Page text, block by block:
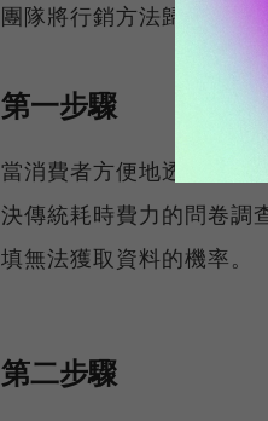
團隊將行銷方法歸類成三
第一步驟
當消費者方便地透過
決傳統耗時費力的問卷調
填無法獲取資料的機率。
第二步驟